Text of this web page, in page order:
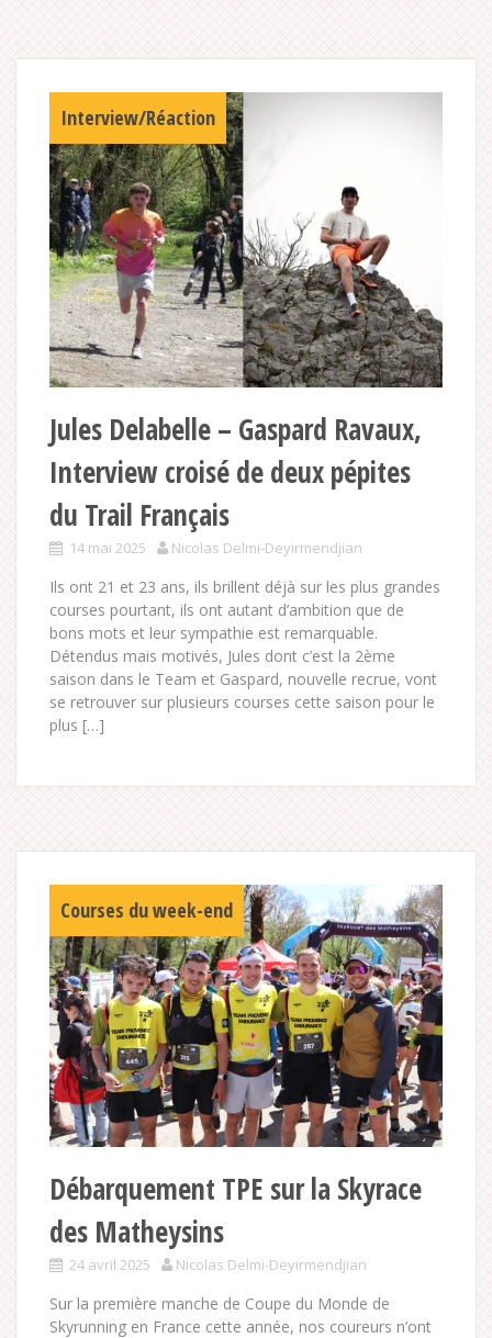
Interview/Réaction
Jules Delabelle – Gaspard Ravaux,
Interview croisé de deux pépites
du Trail Français
14 mai 2025 Nicolas Delmi-Deyirmendjian
Ils ont 21 et 23 ans, ils brillent déjà sur les plus grandes
courses pourtant, ils ont autant d’ambition que de
bons mots et leur sympathie est remarquable.
Détendus mais motivés, Jules dont c’est la 2ème
saison dans le Team et Gaspard, nouvelle recrue, vont
se retrouver sur plusieurs courses cette saison pour le
plus […]
Courses du week-end
Débarquement TPE sur la Skyrace
des Matheysins
24 avril 2025 Nicolas Delmi-Deyirmendjian
Sur la première manche de Coupe du Monde de
Skyrunning en France cette année, nos coureurs n’ont